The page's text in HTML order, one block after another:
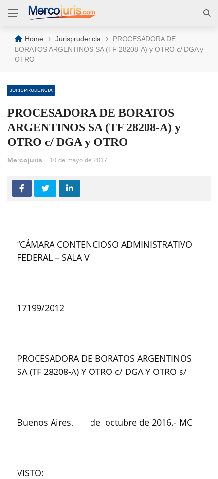
Home › Jurisprudencia ›
PROCESADORA DE
BORATOS ARGENTINOS SA (TF 28208-A) y OTRO c/ DGA y
OTRO
JURISPRUDENCIA
PROCESADORA DE BORATOS
ARGENTINOS SA (TF 28208-A) y
OTRO c/ DGA y OTRO
Mercojuris 10 de mayo de 2017
“CÁMARA CONTENCIOSO ADMINISTRATIVO
FEDERAL – SALA V
17199/2012
PROCESADORA DE BORATOS ARGENTINOS
SA (TF 28208-A) Y OTRO c/ DGA Y OTRO s/
Buenos Aires, de octubre de 2016.- MC
VISTO: